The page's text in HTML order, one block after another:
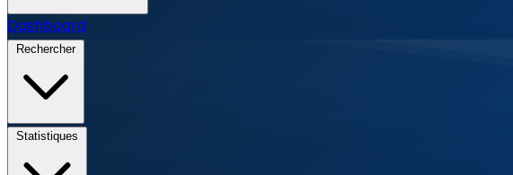
Dashboard
Rechercher
Statistiques